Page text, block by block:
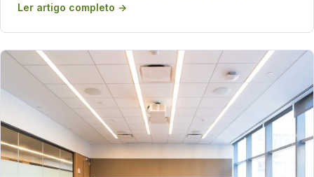
Ler artigo completo →